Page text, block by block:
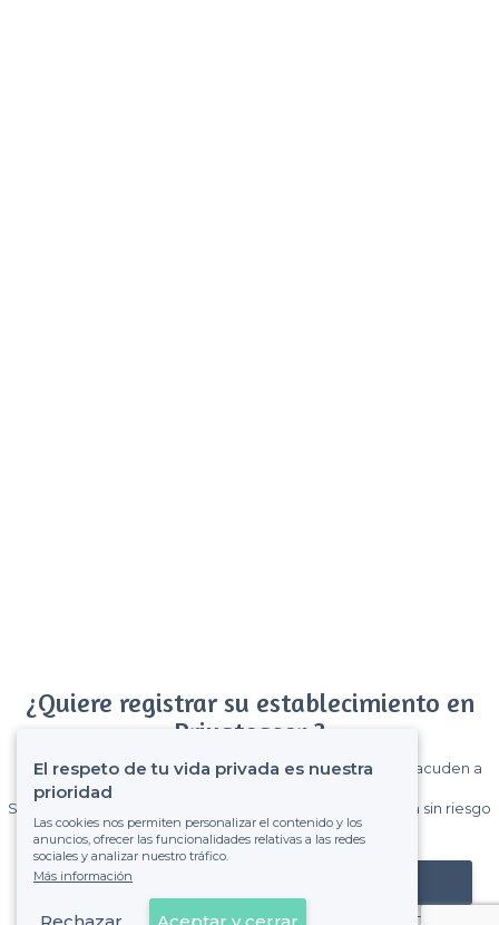
¿Quiere registrar su establecimiento en
Privateaser ?
Gane muchos clientes entre el millón de visitantes que acuden a
Sin comisiones y sin compromiso, pagas una cantidad fija sin riesgo
de ver la factura.
Registrar mi establecimiento
El respeto de tu vida privada es nuestra
prioridad
Las cookies nos permiten personalizar el contenido y los
anuncios, ofrecer las funcionalidades relativas a las redes
sociales y analizar nuestro tráfico.
Más información
Rechazar Aceptar y cerrar